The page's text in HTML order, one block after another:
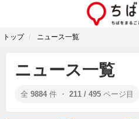
トップ ニュース一覧
ニュース一覧
全 9884 件 ・ 211 / 495 ページ目